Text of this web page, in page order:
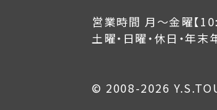
営業時間 月～金曜【
土曜・日曜・休日・年末
© 2008-2026